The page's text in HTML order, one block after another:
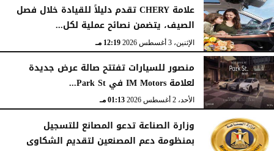
علامة CHERY تقدم دليلاً للقيادة خلال فصل
الصيف، يتضمن نصائح عملية لكل...
الإثنين، 3 أغسطس 2026 12:19 مـ
منصور للسيارات تفتتح صالة عرض جديدة
لعلامة IM Motors في Park St...
الأحد، 2 أغسطس 2026 01:13 مـ
وزارة الصناعة تدعو المصانع للتسجيل
بمنظومة دعم المصنعين لتقديم الشكاوى